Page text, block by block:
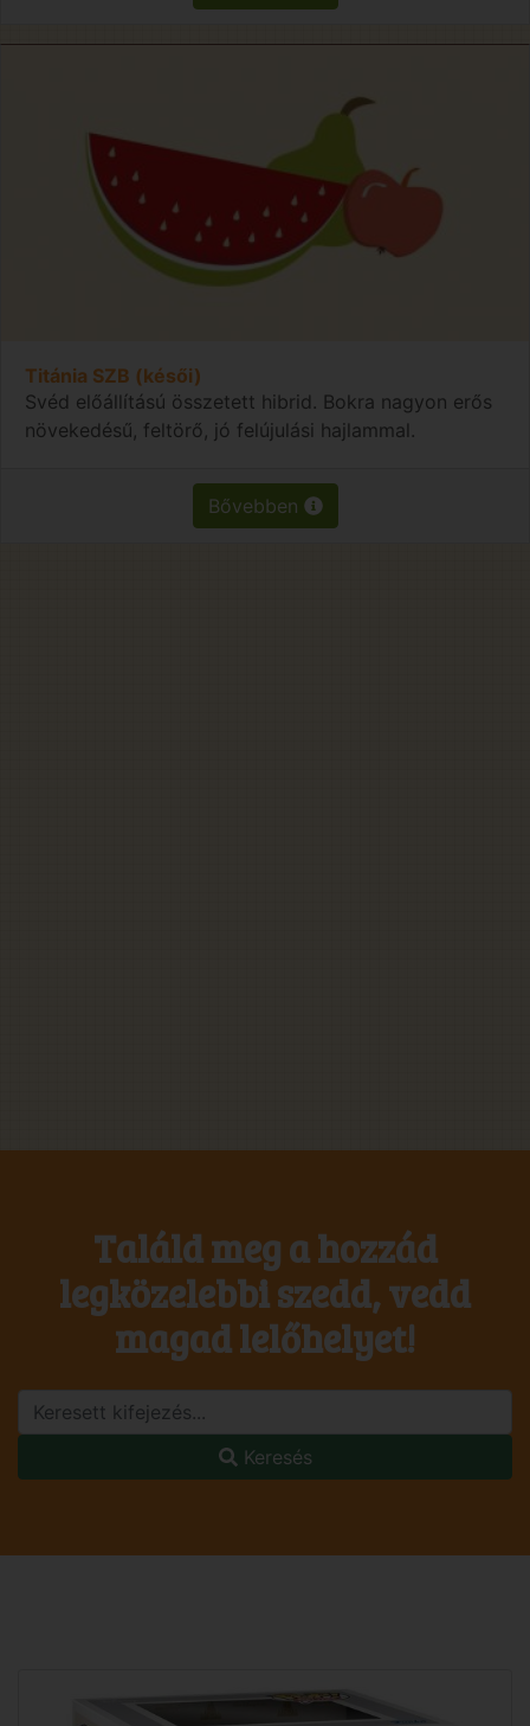
Titánia SZB (késői)
Svéd előállítású összetett hibrid. Bokra nagyon erős
növekedésű, feltörő, jó felújulási hajlammal.
Bővebben
Találd meg a hozzád
legközelebbi szedd, vedd
magad lelőhelyet!
Keresés